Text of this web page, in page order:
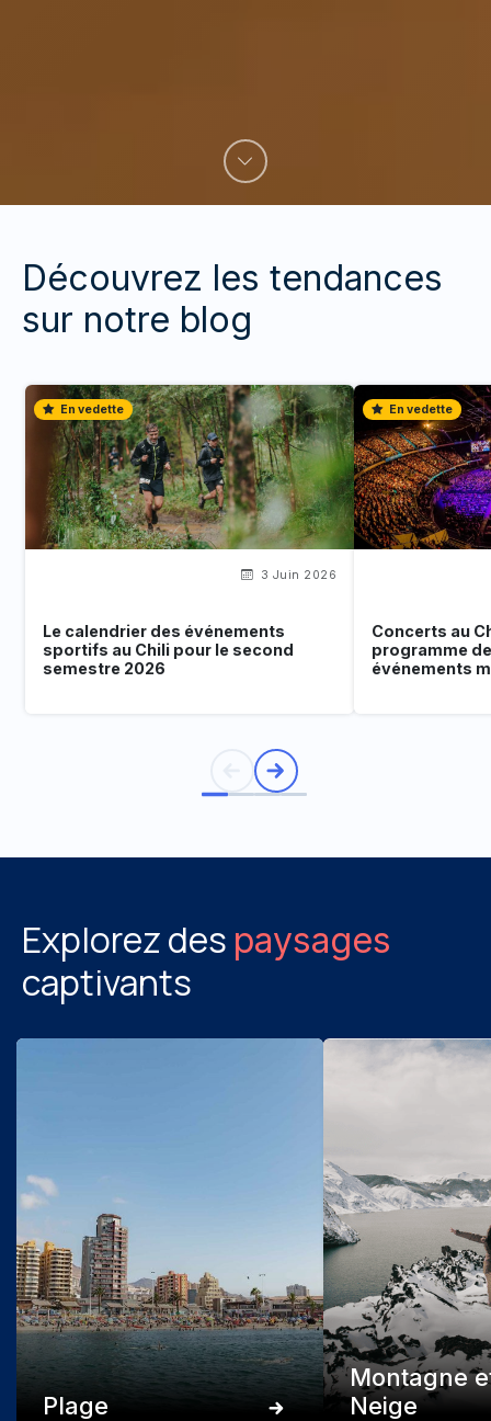
Découvrez les tendances
sur notre blog
En vedette
3 Juin 2026
Le calendrier des événements
sportifs au Chili pour le second
semestre 2026
En vedette
Concerts au
programme
événements
Explorez des paysages
captivants
Plage
Montagne
Neige